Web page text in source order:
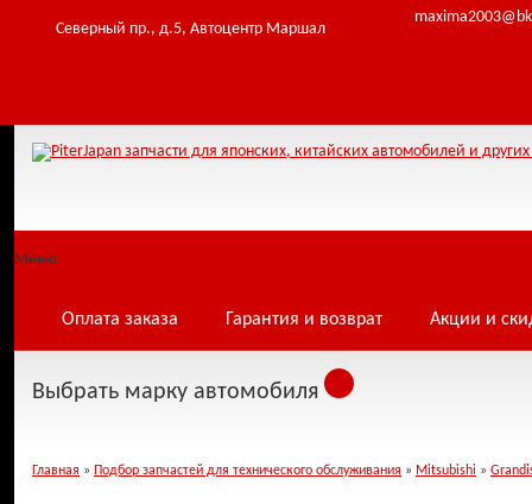
Северный пр., д.5, Автоцентр Маршал
Меню
Оплата заказа Гарантия и возврат Акции и
Выбрать марку автомобиля
Главная » Подбор запчастей для технического обслуживания » Mitsubishi »